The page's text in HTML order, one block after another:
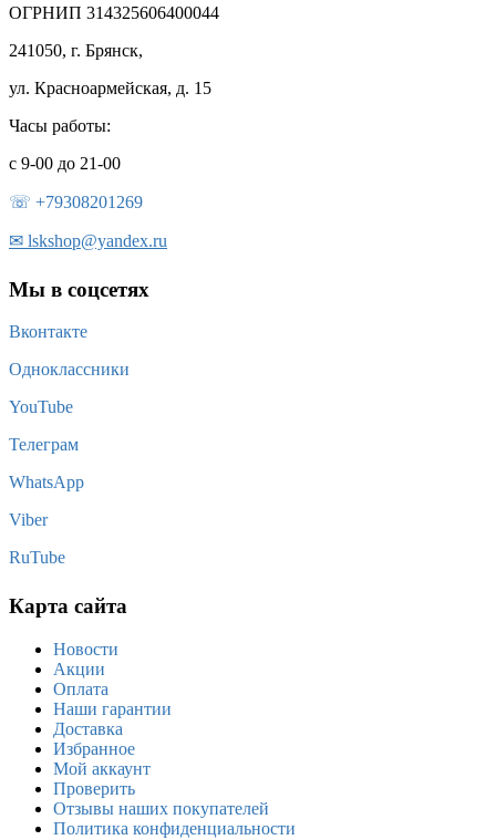
ОГРНИП 314325606400044
241050, г. Брянск,
ул. Красноармейская, д. 15
Часы работы:
с 9-00 до 21-00
☏ +79308201269
✉ lskshop@yandex.ru
Мы в соцсетях
Вконтакте
Одноклассники
YouTube
Телеграм
WhatsApp
Viber
RuTube
Карта сайта
Новости
Акции
Оплата
Наши гарантии
Доставка
Избранное
Мой аккаунт
Проверить
Отзывы наших покупателей
Политика конфиденциальности